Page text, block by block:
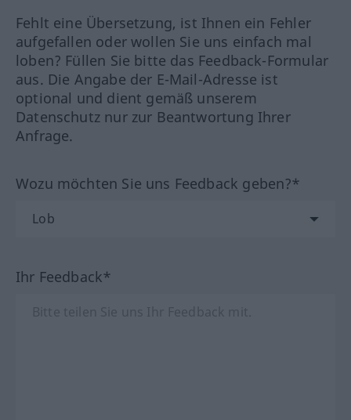
Fehlt eine Übersetzung, ist Ihnen ein Fehler
aufgefallen oder wollen Sie uns einfach mal
loben? Füllen Sie bitte das Feedback-Formular
aus. Die Angabe der E-Mail-Adresse ist
optional und dient gemäß unserem
Datenschutz nur zur Beantwortung Ihrer
Anfrage.
Wozu möchten Sie uns Feedback geben?*
Ihr Feedback*